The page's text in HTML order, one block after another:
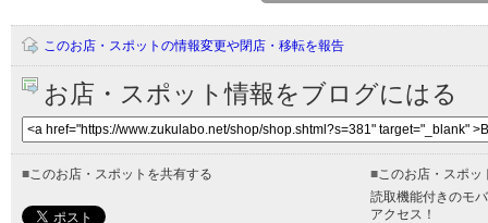
このお店・スポットの情報変更や閉店・移転を報告
お店・スポット情報をブログにはる
■このお店・スポットを共有する ■このお店・スポッ
読取機能付きのモ
アクセス！